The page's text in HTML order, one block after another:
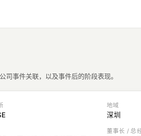
事件关联，以及事件后的阶段表现。
地域
深圳
董事长 / 总